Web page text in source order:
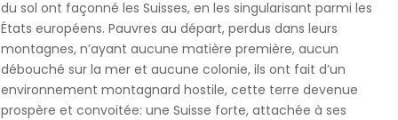
du sol ont façonné les Suisses, en les singularisant parmi les
États européens. Pauvres au départ, perdus dans leurs
montagnes, n’ayant aucune matière première, aucun
débouché sur la mer et aucune colonie, ils ont fait d’un
environnement montagnard hostile, cette terre devenue
prospère et convoitée: une Suisse forte, attachée à ses